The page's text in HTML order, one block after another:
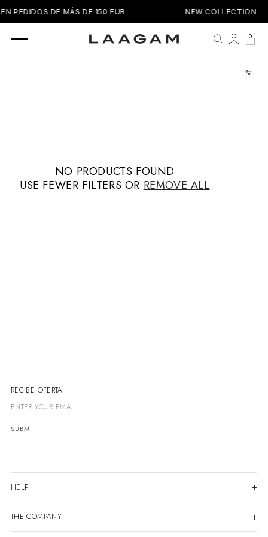
PEDIDOS DE MÁS DE 150 EUR NEW COLLECTION
Cart
0
0 items
NO PRODUCTS FOUND
USE FEWER FILTERS OR REMOVE ALL
RECIBE OFER
SUBMIT
HELP
THE COMPANY